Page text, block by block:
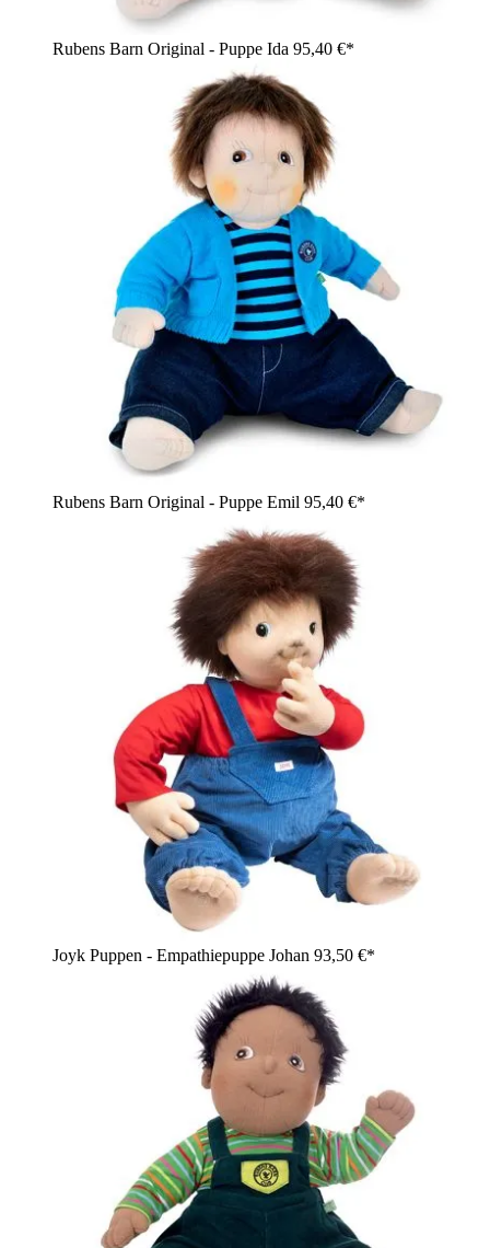
Rubens Barn Original - Puppe Ida 95,40 €*
Rubens Barn Original - Puppe Emil 95,40 €*
Joyk Puppen - Empathiepuppe Johan 93,50 €*